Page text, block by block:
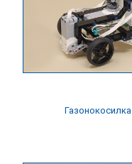
Газонокосилка